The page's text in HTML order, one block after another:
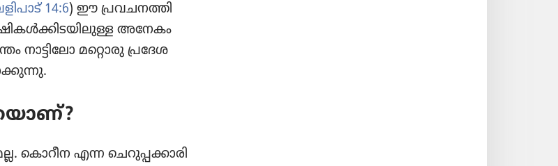
14:6) ഈ പ്രവച​ന​ത്തി​
അനേകം
നാട്ടി​ലോ മറ്റൊരു പ്രദേ​ശ​
കൊറീന എന്ന ചെറു​പ്പ​ക്കാ​രി